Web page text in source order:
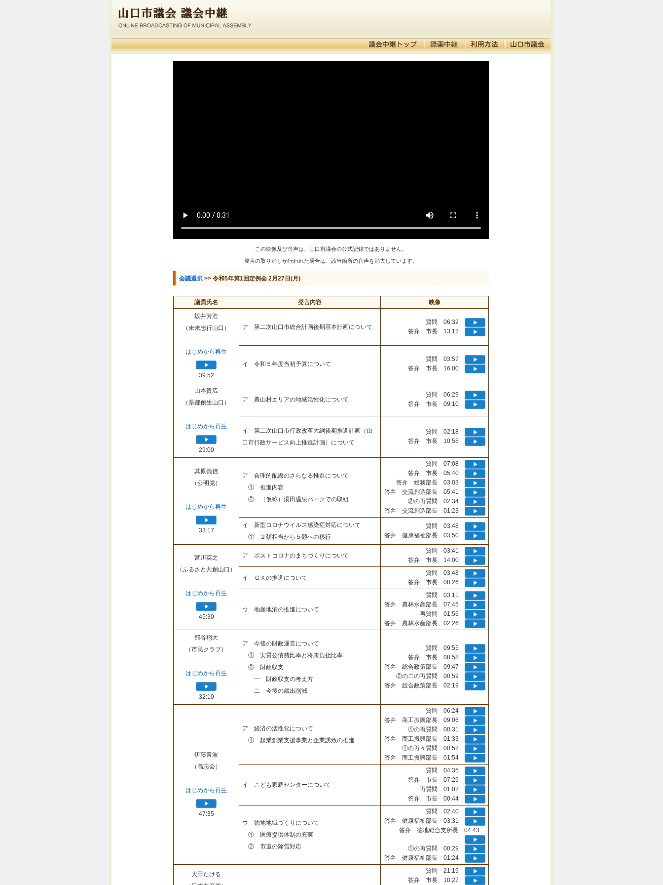
この映像及び音声は、山口市議会の公式記録ではありません。
発言の取り消しが行われた場合は、該当箇所の音声を消去しています。
会議選択 >> 令和5年第1回定例会 2月27日(月)
議員氏名 発言内容 映像
坂井芳浩
（未来志行山口）
はじめから再生
39:52
ア 第二次山口市総合計画後期基本計画について
質問 06:32
答弁 市長 13:12
イ 令和５年度当初予算について
質問 03:57
答弁 市長 16:00
山本貴広
（県都創生山口）
はじめから再生
29:00
ア 農山村エリアの地域活性化について
質問 06:29
答弁 市長 09:10
イ 第二次山口市行政改革大綱後期推進計画（山
口市行政サービス向上推進計画）について
質問 02:18
答弁 市長 10:55
其原義信
（公明党）
はじめから再生
33:17
ア 合理的配慮のさらなる推進について
① 推進内容
② （仮称）湯田温泉パークでの取組
質問 07:08
答弁 市長 05:40
答弁 総務部長 03:03
答弁 交流創造部長 05:41
②の再質問 02:34
答弁 交流創造部長 01:23
イ 新型コロナウイルス感染症対応について
① ２類相当から５類への移行
質問 03:48
答弁 健康福祉部長 03:50
宮川英之
（ふるさと共創山口）
はじめから再生
45:30
ア ポストコロナのまちづくりについて
質問 03:41
答弁 市長 14:00
イ ＧＸの推進について
質問 03:48
答弁 市長 08:26
ウ 地産地消の推進について
質問 03:11
答弁 農林水産部長 07:45
再質問 01:56
答弁 農林水産部長 02:26
部谷翔大
（市民クラブ）
はじめから再生
32:10
ア 今後の財政運営について
① 実質公債費比率と将来負担比率
② 財政収支
一 財政収支の考え方
二 今後の歳出削減
質問 09:55
答弁 市長 08:58
答弁 総合政策部長 09:47
②の二の再質問 00:59
答弁 総合政策部長 02:19
伊藤青波
（高志会）
はじめから再生
47:35
ア 経済の活性化について
① 起業創業支援事業と企業誘致の推進
質問 06:24
答弁 商工振興部長 09:06
①の再質問 00:31
答弁 商工振興部長 01:33
①の再々質問 00:52
答弁 商工振興部長 01:54
イ こども家庭センターについて
質問 04:35
答弁 市長 07:29
再質問 01:02
答弁 市長 00:44
ウ 徳地地域づくりについて
① 医療提供体制の充実
② 市道の除雪対応
質問 02:40
答弁 健康福祉部長 03:31
答弁 徳地総合支所長 04:43
①の再質問 00:29
答弁 健康福祉部長 01:24
大田たける
質問 21:19
答弁 市長 10:27